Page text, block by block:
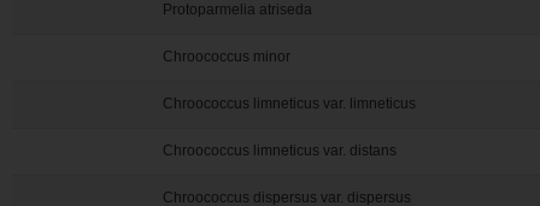
Protoparmelia atriseda
Chroococcus minor
Chroococcus limneticus var. limneticus
Chroococcus limneticus var. distans
Chroococcus dispersus var. dispersus